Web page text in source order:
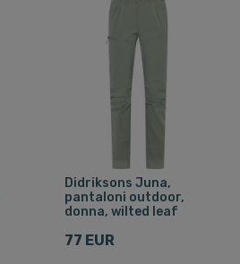
Didriksons Juna,
pantaloni outdoor,
donna, wilted leaf
77 EUR